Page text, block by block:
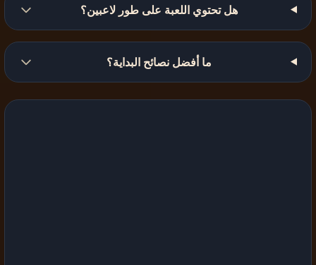
هل تحتوي اللعبة على طور لاعبين؟
ما أفضل نصائح البداية؟